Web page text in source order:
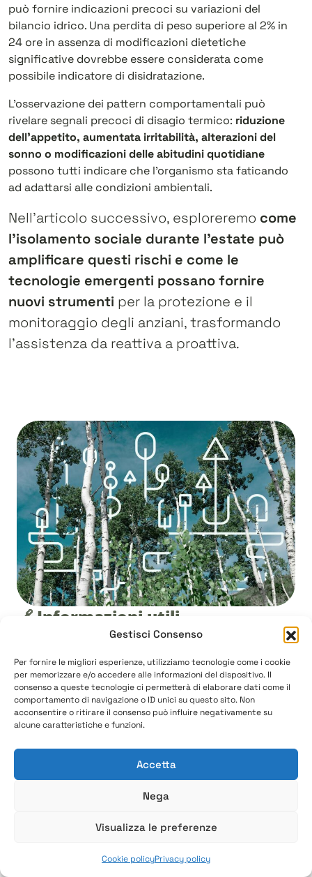
Gestisci Consenso
Per fornire le migliori esperienze, utilizziamo tecnologie come i cookie
per memorizzare e/o accedere alle informazioni del dispositivo. Il
consenso a queste tecnologie ci permetterà di elaborare dati come il
comportamento di navigazione o ID unici su questo sito. Non
acconsentire o ritirare il consenso può influire negativamente su
alcune caratteristiche e funzioni.
Accetta
Nega
Visualizza le preferenze
Cookie policyPrivacy policy
può fornire indicazioni precoci su variazioni del
bilancio idrico. Una perdita di peso superiore al 2% in
24 ore in assenza di modificazioni dietetiche
significative dovrebbe essere considerata come
possibile indicatore di disidratazione.
L’osservazione dei pattern comportamentali può
rivelare segnali precoci di disagio termico: riduzione
dell’appetito, aumentata irritabilità, alterazioni del
sonno o modificazioni delle abitudini quotidiane
possono tutti indicare che l’organismo sta faticando
ad adattarsi alle condizioni ambientali.
Nell’articolo successivo, esploreremo come
l’isolamento sociale durante l’estate può
amplificare questi rischi e come le
tecnologie emergenti possano fornire
nuovi strumenti per la protezione e il
monitoraggio degli anziani, trasformando
l’assistenza da reattiva a proattiva.
🔗 Informazioni utili
🌳 Chi è PANDO Labs
❓ Cos’è la Domotica Assistenziale
📧 Scrivici a info@pandolabs.it